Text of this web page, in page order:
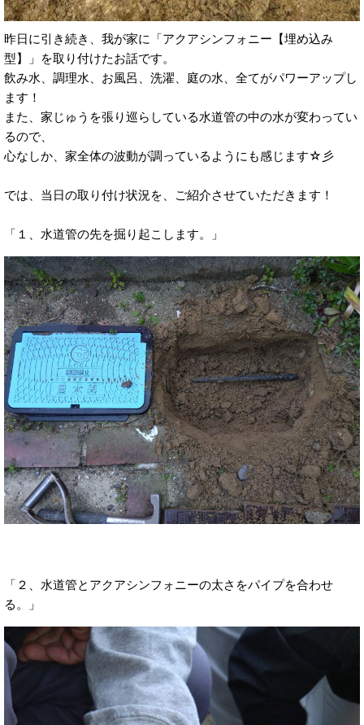
昨日に引き続き、我が家に「アクアシンフォニー【埋め込み
型】」を取り付けたお話です。
飲み水、調理水、お風呂、洗濯、庭の水、全てがパワーアップし
ます！
また、家じゅうを張り巡らしている水道管の中の水が変わってい
るので、
心なしか、家全体の波動が調っているようにも感じます☆彡
では、当日の取り付け状況を、ご紹介させていただきます！
「１、水道管の先を掘り起こします。」
「２、水道管とアクアシンフォニーの太さをパイプを合わせ
る。」